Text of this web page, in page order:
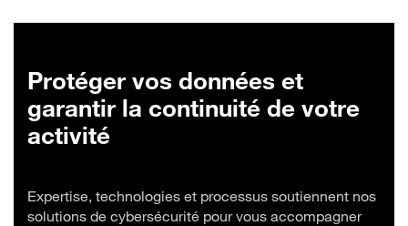
Protéger vos données et
garantir la continuité de votre
activité
Expertise, technologies et processus soutiennent nos
solutions de cybersécurité pour vous accompagner